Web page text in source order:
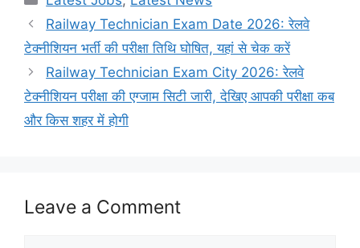
Railway Technician Exam Date 2026: रेलवे
टेक्नीशियन भर्ती की परीक्षा तिथि घोषित, यहां से चेक करें
Railway Technician Exam City 2026: रेलवे
टेक्नीशियन परीक्षा की एग्जाम सिटी जारी, देखिए आपकी परीक्षा कब
और किस शहर में होगी
Leave a Comment